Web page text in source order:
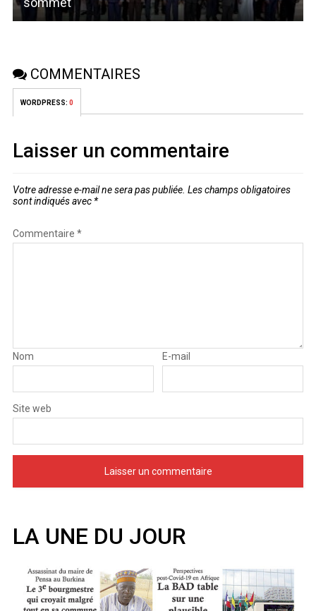
COMMENTAIRES
WORDPRESS: 0
Laisser un commentaire
Votre adresse e-mail ne sera pas publiée. Les champs obligatoires
sont indiqués avec *
Commentaire *
Nom E-mail
Site web
LA UNE DU JOUR